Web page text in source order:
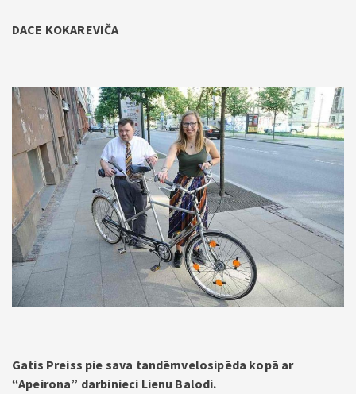
DACE KOKAREVIČA
Gatis Preiss pie sava tandēmvelosipēda kopā ar
“Apeirona” darbinieci Lienu Balodi.